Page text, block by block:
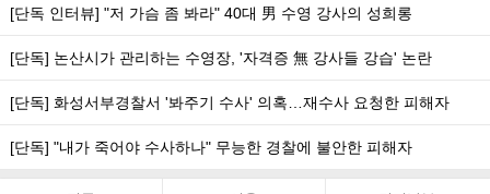
[단독 인터뷰] "저 가슴 좀 봐라" 40대 男 수영 강사의 성희롱
[단독] 논산시가 관리하는 수영장, '자격증 無 강사들 강습' 논란
[단독] 화성서부경찰서 '봐주기 수사' 의혹…재수사 요청한 피해자
[단독] "내가 죽어야 수사하나" 무능한 경찰에 불안한 피해자